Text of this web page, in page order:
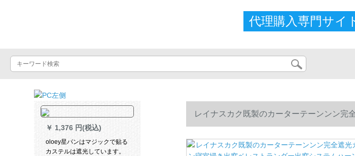
代理購入専門サイ
￥ 1,376 円(税込)
oloey星パンはマジックで贴る
カステルは遮光しています。
レイナスカク既製のカーターテーンンン完
ームホームホームンンンン遮光カーターテー